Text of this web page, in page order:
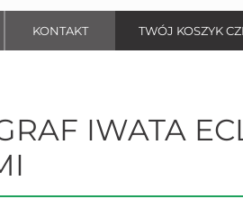
KONTAKT TWÓJ KOSZYK
IWATA